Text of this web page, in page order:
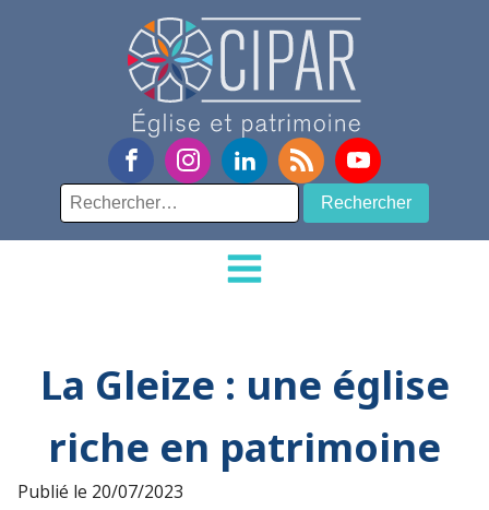
Rechercher :
La Gleize : une église
riche en patrimoine
Publié le 20/07/2023